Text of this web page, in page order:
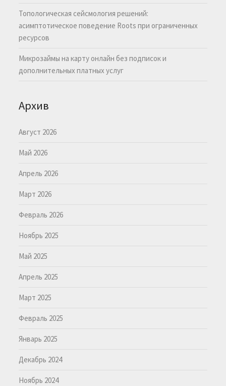
Топологическая сейсмология решений:
асимптотическое поведение Roots при ограниченных
ресурсов
Микрозаймы на карту онлайн без подписок и
дополнительных платных услуг
Архив
Август 2026
Май 2026
Апрель 2026
Март 2026
Февраль 2026
Ноябрь 2025
Май 2025
Апрель 2025
Март 2025
Февраль 2025
Январь 2025
Декабрь 2024
Ноябрь 2024